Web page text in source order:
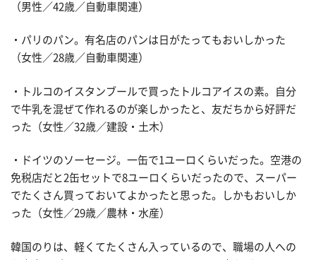
（男性／42歳／自動車関連）
・パリのパン。有名店のパンは日がたってもおいしかった
（女性／28歳／自動車関連）
・トルコのイスタンブールで買ったトルコアイスの素。自分
で牛乳を混ぜて作れるのが楽しかったと、友だちから好評だ
った（女性／32歳／建設・土木）
・ドイツのソーセージ。一缶で1ユーロくらいだった。空港の
免税店だと2缶セットで8ユーロくらいだったので、スーパー
でたくさん買っておいてよかったと思った。しかもおいしか
った（女性／29歳／農林・水産）
韓国のりは、軽くてたくさん入っているので、職場の人への